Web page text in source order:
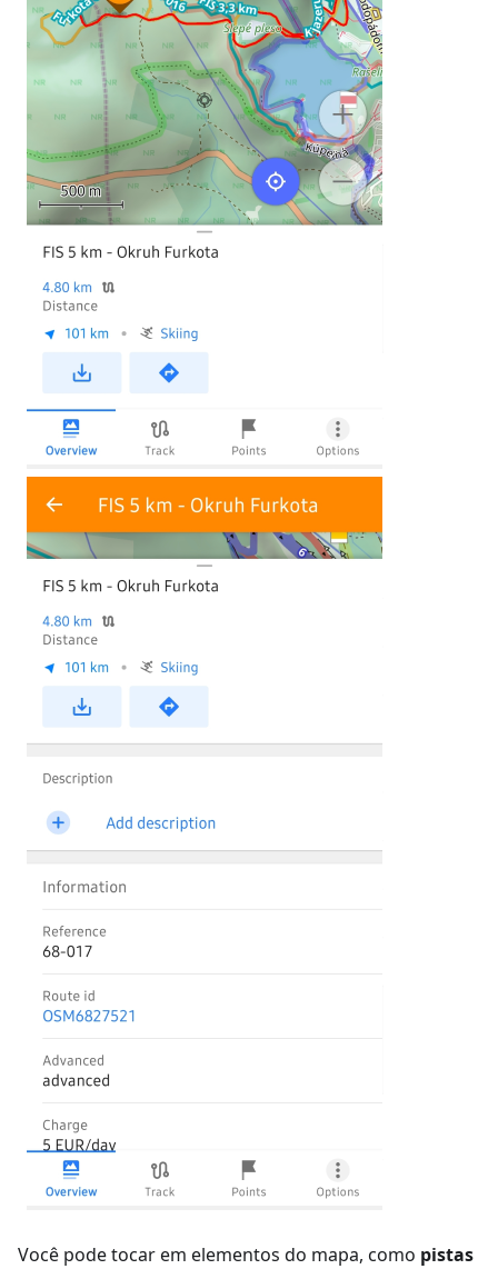
Você pode tocar em elementos do mapa, como pistas